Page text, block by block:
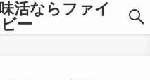
活ならファイ
ー